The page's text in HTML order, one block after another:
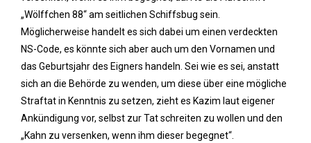
„Wölffchen 88“ am seitlichen Schiffsbug sein.
Möglicherweise handelt es sich dabei um einen verdeckten
NS-Code, es könnte sich aber auch um den Vornamen und
das Geburtsjahr des Eigners handeln. Sei wie es sei, anstatt
sich an die Behörde zu wenden, um diese über eine mögliche
Straftat in Kenntnis zu setzen, zieht es Kazim laut eigener
Ankündigung vor, selbst zur Tat schreiten zu wollen und den
„Kahn zu versenken, wenn ihm dieser begegnet“.